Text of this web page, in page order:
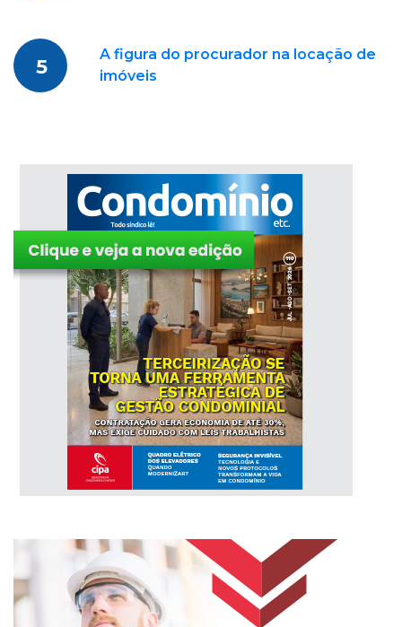
5
A figura do procurador na locação de
imóveis